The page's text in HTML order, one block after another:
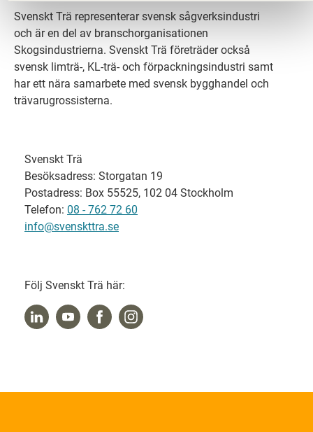
Svenskt Trä representerar svensk sågverksindustri
och är en del av branschorganisationen
Skogsindustrierna. Svenskt Trä företräder också
svensk limträ-, KL-trä- och förpackningsindustri samt
har ett nära samarbete med svensk bygghandel och
trävarugrossisterna.
Svenskt Trä
Besöksadress: Storgatan 19
Postadress: Box 55525, 102 04 Stockholm
Telefon: 08 - 762 72 60
info@svenskttra.se
Följ Svenskt Trä här: